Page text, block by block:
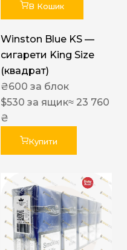
В Кошик
Winston Blue KS —
сигарети King Size
(квадрат)
₴600 за блок
$530 за ящик≈ 23 760
₴
Купити